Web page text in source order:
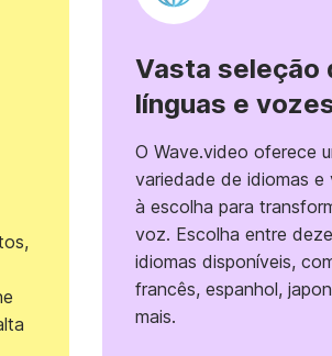
Vasta seleção
línguas e
O Wave.video oferece
variedade de idiomas e
à escolha para
voz. Escolha entre
idiomas disponíveis,
francês, espanhol,
mais.